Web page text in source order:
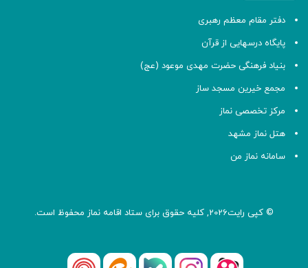
دفتر مقام معظم رهبری
پایگاه درسهایی از قرآن
بنیاد فرهنگی حضرت مهدی موعود (عج)
مجمع خیرین مسجد ساز
مرکز تخصصی نماز
هتل نماز مشهد
سامانه نماز من
© کپی رایت2026, کلیه حقوق برای ستاد اقامه نماز محفوظ است.